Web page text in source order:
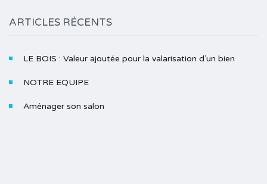
ARTICLES RÉCENTS
LE BOIS : Valeur ajoutée pour la valarisation d’un bien
NOTRE EQUIPE
Aménager son salon